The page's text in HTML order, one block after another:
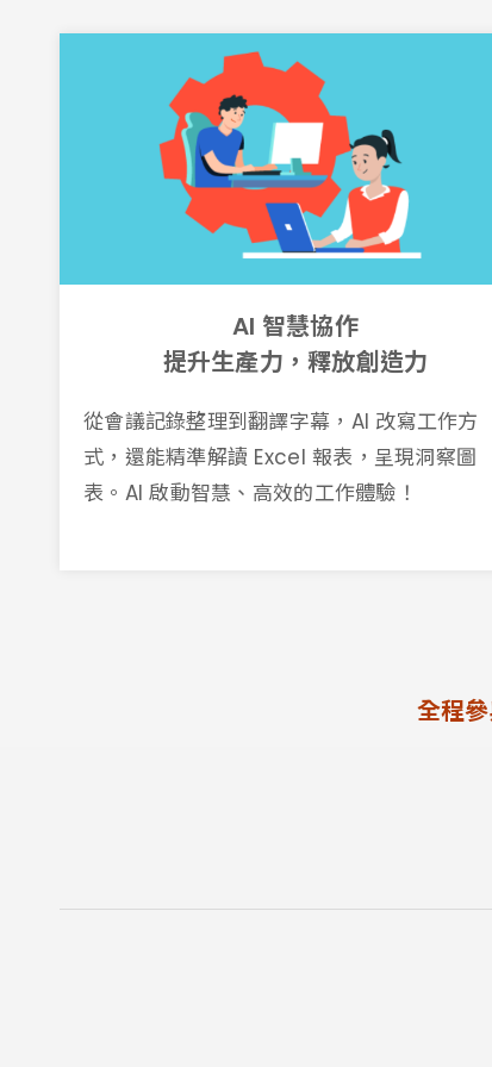
AI 智慧協作
提升生產力，釋放創造力
從會議記錄整理到翻譯字幕，AI 改寫工作方
式，還能精準解讀 Excel 報表，呈現洞察圖
表。AI 啟動智慧、高效的工作體驗！
全程